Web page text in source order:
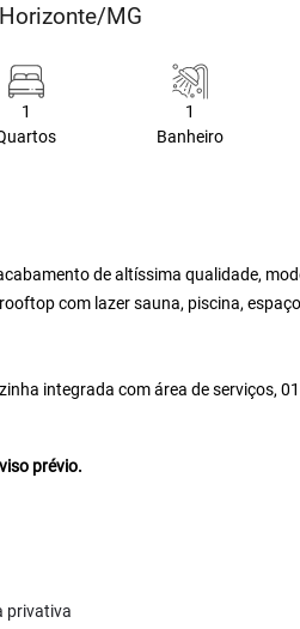
MG
1
1
Banheiro
de altíssima qualidade,
com lazer sauna, piscina,
integrada com área de serviços,
prévio.
privativa